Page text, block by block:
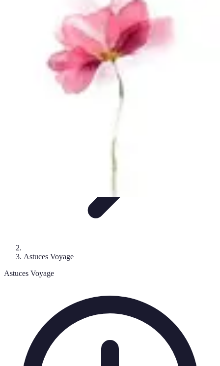
Stratégies Erreurs à Éviter
Éthique et
Stratégies de Voyage
Minimalisme Voyage
Astuces Voyage
Astuces Voyage